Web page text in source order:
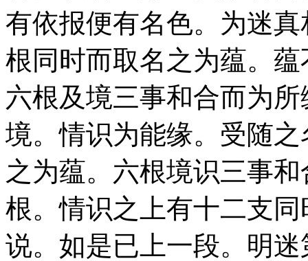
有依报便有名色。为迷
根同时而取名之为蕴。
六根及境三事和合而为
境。情识为能缘。受随
之为蕴。六根境识三事
根。情识之上有十二支
说。如是已上一段。明